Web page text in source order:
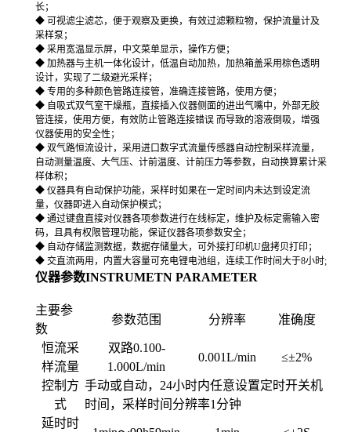
长；
◆ 可视滤尘滤芯，便于观察及更换，有效过滤颗粒物，保护流量计及
采样泵；
◆ 采用宽温显示屏，中文菜单显示，操作方便；
◆ 加热器与主机一体化设计，低温自动加热，加热箱盖采用棕色透明
设计，实现了二级避光采样；
◆ 专用的多种颜色管路连接管，准确连接管路，使用方便；
◆ 自吸式双气室干燥瓶，直接插入仪器侧面的进出气嘴中，外部无胶
管连接，使用方便，有效防止管路连接错误 而导致的溶液倒吸，增强
仪器使用的安全性；
◆ 双气路恒流设计，采用进口数字式流量传感器自动控制采样流量，
自动测量温度、大气压、计前温度、计前压力等参数，自动换算累计采
样体积；
◆ 仪器具有自动保护功能，采样时如果在一定时间内未达到设定流
量，仪器即进入自动保护模式；
◆ 通过键盘直接对仪器各项参数进行在线标定，维护及标定需输入密
码，且具有权限管理功能，保证仪器各项参数安全；
◆ 自动存储监测数据，数据存储量大，可外接打印机U盘拷贝打印；
◆ 交直流两用，内置大容量可充电锂电池组，连续工作时间大于8小时;
仪器参数INSTRUMETN PARAMETER
主要参
数
参数范围 分辨率 准确度
恒流采
样流量
双路0.100-
1.000L/min
0.001L/min ≤±2%
控制方
式
手动或自动，24小时内任意设置定时开关机
时间，采样时间分辨率1分钟
延时时